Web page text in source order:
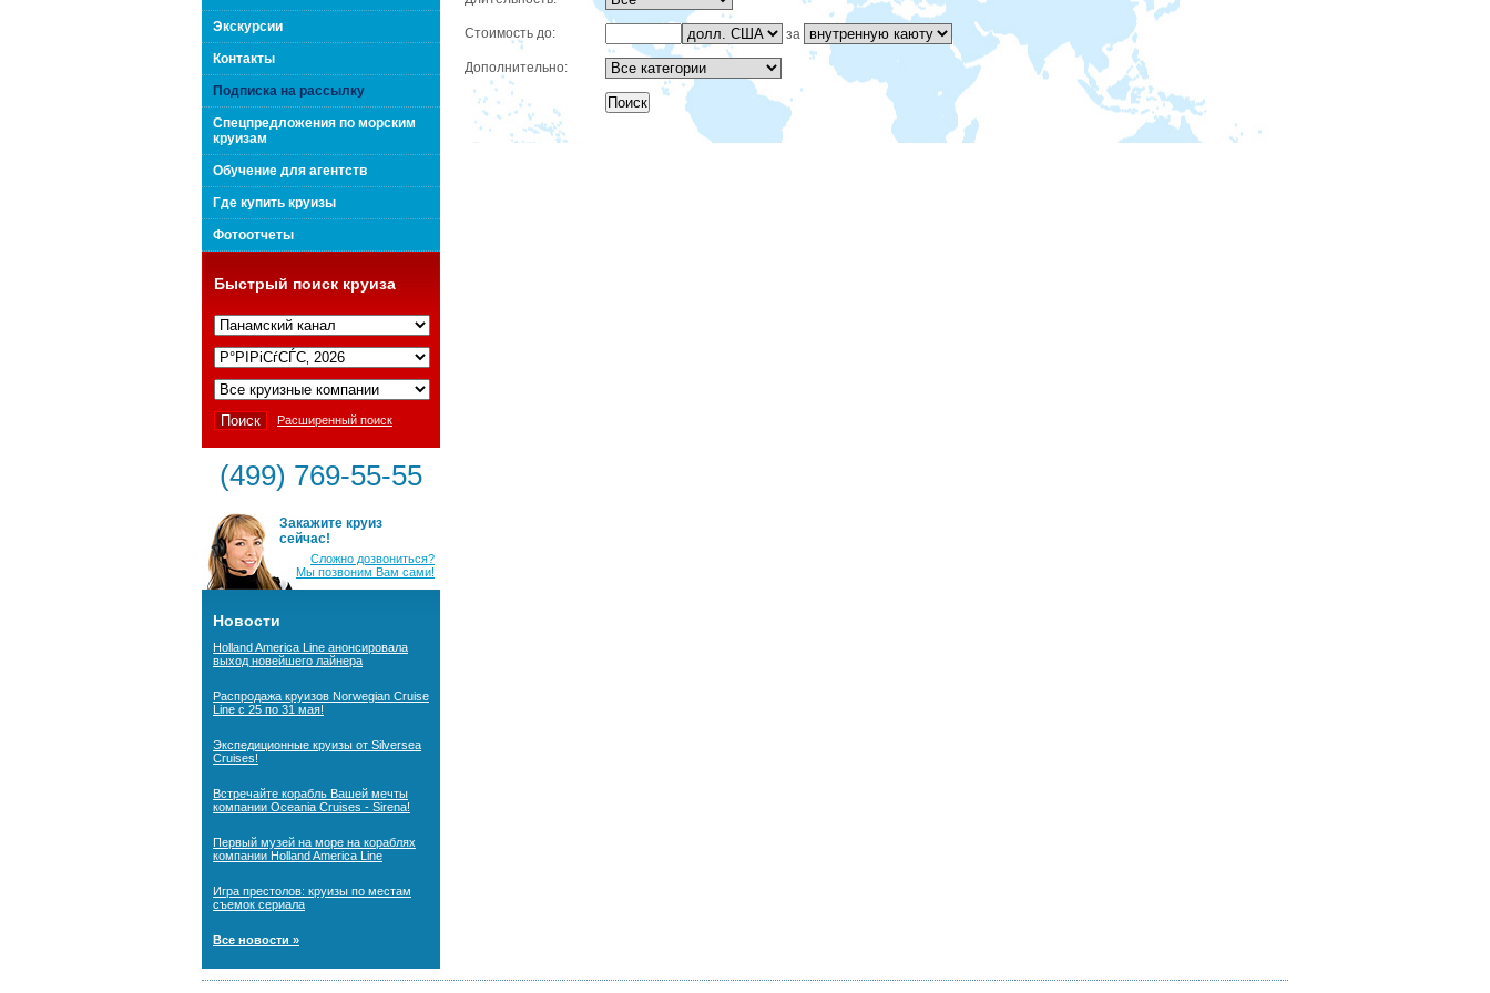
поколения "Вип Круиз
Интернешнл"
Экскурсии
Контакты
Подписка на рассылку
Спецпредложения по морским
круизам
Обучение для агентств
Где купить круизы
Фотоотчеты
Быстрый поиск круиза
Расширенный поиск
(499) 769-55-55
Закажите круиз
сейчас!
Сложно дозвониться?
Мы позвоним Вам сами!
Новости
Holland America Line анонсировала
выход новейшего лайнера
Распродажа круизов Norwegian Cruise
Line с 25 по 31 мая!
Экспедиционные круизы от Silversea
Cruises!
Встречайте корабль Вашей мечты
компании Oceania Cruises - Sirena!
Первый музей на море на кораблях
компании Holland America Line
Игра престолов: круизы по местам
съемок сериала
Все новости »
Стоимость до: за
Дополнительно: